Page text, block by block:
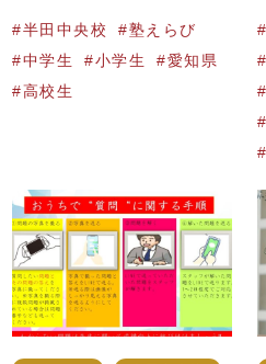
半田中央校
塾えらび
中学生
小学生
愛知県
高校生